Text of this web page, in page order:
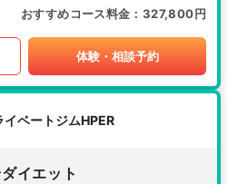
おすすめコース料金 327,800円
体験・相談予約
イベートジムHPER
イエット